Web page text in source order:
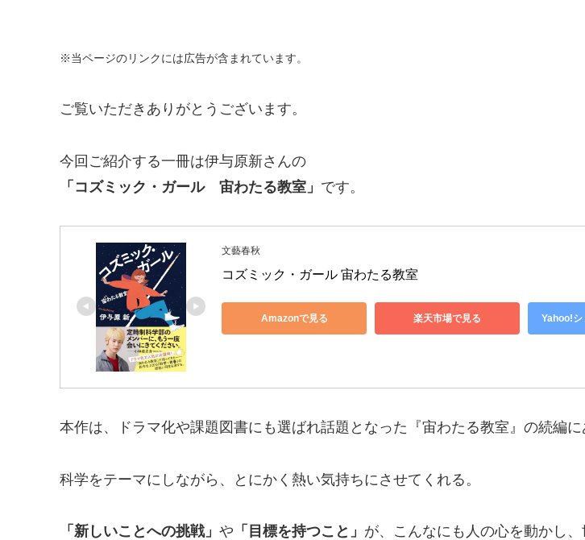
※当ページのリンクには広告が含まれています。
ご覧いただきありがとうございます。
今回ご紹介する一冊は伊与原新さんの
「コズミック・ガール 宙わたる教室」 です。
文藝春秋
コズミック・ガール 宙わたる教室
Amazonで見る 楽天市場で見る Yahoo!シ
本作は、ドラマ化や課題図書にも選ばれ話題となった『宙わたる教室』の続編に
科学をテーマにしながら、とにかく熱い気持ちにさせてくれる。
「新しいことへの挑戦」 や 「目標を持つこと」 が、こんなにも人の心を動かし、